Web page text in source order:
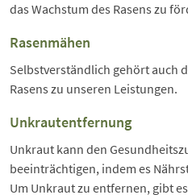
das Wachstum des Rasens zu
Rasenmähen
Selbstverständlich gehört auch
Rasens zu unseren Leistungen.
Unkrautentfernung
Unkraut kann den
beeinträchtigen, indem es
Um Unkraut zu entfernen, gibt